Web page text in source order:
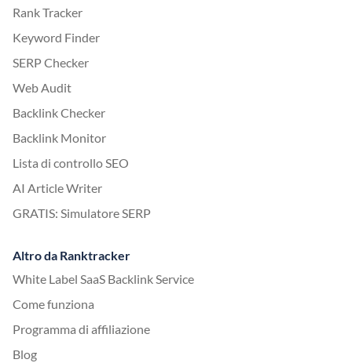
Rank Tracker
Keyword Finder
SERP Checker
Web Audit
Backlink Checker
Backlink Monitor
Lista di controllo SEO
AI Article Writer
GRATIS: Simulatore SERP
Altro da Ranktracker
White Label SaaS Backlink Service
Come funziona
Programma di affiliazione
Blog